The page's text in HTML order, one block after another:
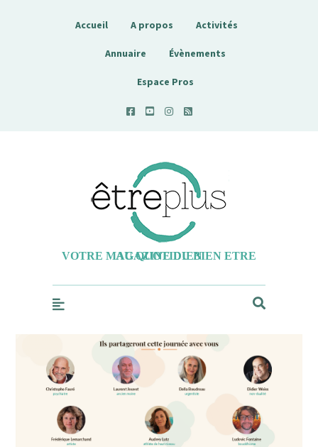
Accueil A propos Activités
Annuaire Évènements
Espace Pros
Etreplus
VOTRE MAGAZINE DU BIEN ETRE AU QUOTIDIEN